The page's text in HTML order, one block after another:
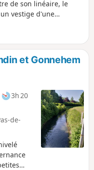
de son linéaire, le
vestige d'une
et Gonnehem
3h 20
de-